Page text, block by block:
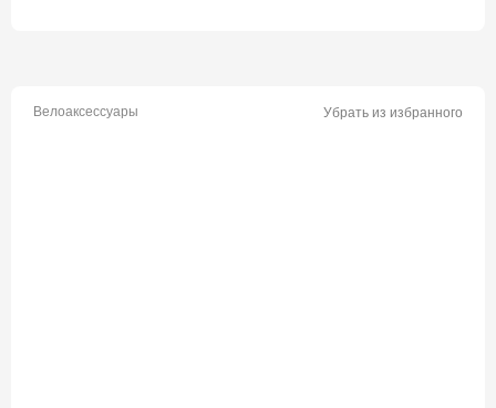
Велоаксессуары Убрать из избранного